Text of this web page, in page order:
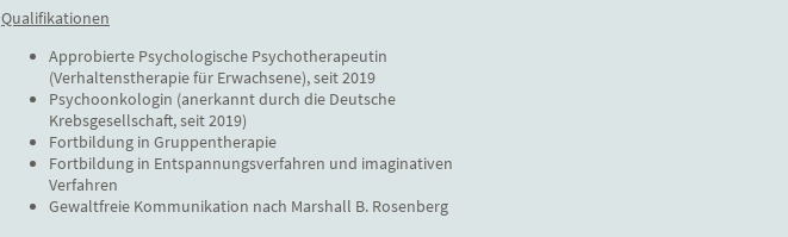
Qualifikationen
Approbierte Psychologische Psychotherapeutin
(Verhaltenstherapie für Erwachsene), seit 2019
Psychoonkologin (anerkannt durch die Deutsche
Krebsgesellschaft, seit 2019)
Fortbildung in Gruppentherapie
Fortbildung in Entspannungsverfahren und imaginativen
Verfahren
Gewaltfreie Kommunikation nach Marshall B. Rosenberg